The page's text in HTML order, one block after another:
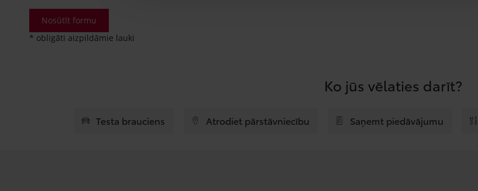
Nosūtīt formu
* obligāti aizpildāmie lauki
Ko jūs vēlaties darīt?
Testa brauciens Atrodiet pārstāvniecību Saņemt piedāvājumu